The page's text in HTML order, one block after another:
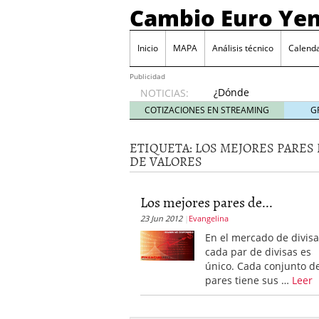
Cambio Euro
Inicio MAPA Análisis técnico
Publicidad
NOTICIAS:
¿Dónde
invertir
en
octubre
El declive continuado
septiembre 26, 2023
El enigma del aceite de
extranjero? septiembre
COTIZACIONES EN STREAMING
ETIQUETA: LOS MEJORES
DE VALORES
Los mejores pares de...
23 Jun 2012 Evangelina
En el mercado de
cada par de divisas es
único. Cada conjunto
pares tiene sus … Leer